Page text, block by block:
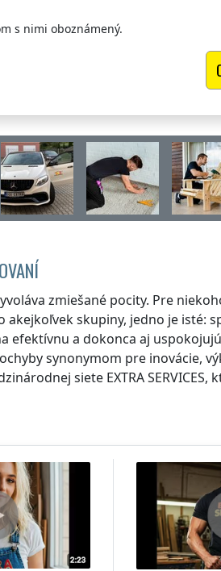
s nimi oboznámený.
zmiešané pocity. Pre
skupiny, jedno je isté:
efektívnu a dokonca aj
synonymom pre inovácie,
siete EXTRA SERVICES,